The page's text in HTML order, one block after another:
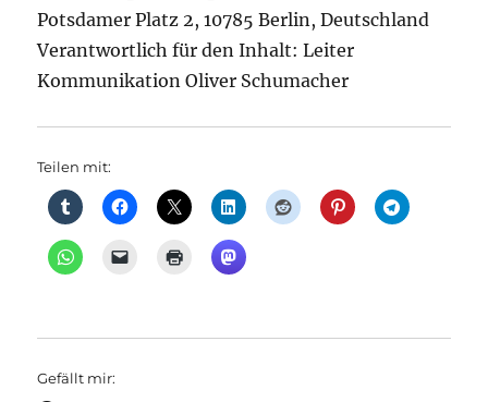
Potsdamer Platz 2, 10785 Berlin, Deutschland
Verantwortlich für den Inhalt: Leiter
Kommunikation Oliver Schumacher
Teilen mit:
Gefällt mir: